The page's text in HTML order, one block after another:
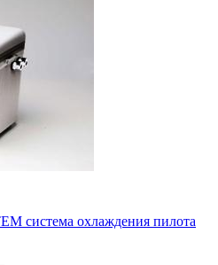
система охлаждения пилота